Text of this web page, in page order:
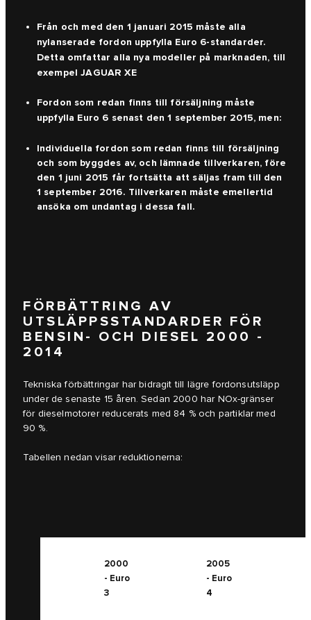
Från och med den 1 januari 2015 måste alla
nylanserade fordon uppfylla Euro 6-standarder.
Detta omfattar alla nya modeller på marknaden, till
exempel JAGUAR XE
Fordon som redan finns till försäljning måste
uppfylla Euro 6 senast den 1 september 2015, men:
Individuella fordon som redan finns till försäljning
och som byggdes av, och lämnade tillverkaren, före
den 1 juni 2015 får fortsätta att säljas fram till den
1 september 2016. Tillverkaren måste emellertid
ansöka om undantag i dessa fall.
FÖRBÄTTRING AV
UTSLÄPPSSTANDARDER FÖR
BENSIN- OCH DIESEL 2000 -
2014
Tekniska förbättringar har bidragit till lägre fordonsutsläpp
under de senaste 15 åren. Sedan 2000 har NOx-gränser
för dieselmotorer reducerats med 84 % och partiklar med
90 %.
Tabellen nedan visar reduktionerna:
2000
- Euro
3
2005
- Euro
4